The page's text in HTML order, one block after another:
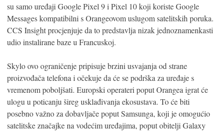
su samo uređaji Google Pixel 9 i Pixel 10 koji koriste Google
Messages kompatibilni s Orangeovom uslugom satelitskih poruka.
CCS Insight procjenjuje da to predstavlja nizak jednoznamenkasti
udio instalirane baze u Francuskoj.
Skylo ovo ograničenje pripisuje brzini usvajanja od strane
proizvođača telefona i očekuje da će se podrška za uređaje s
vremenom poboljšati. Europski operateri poput Orangea igrat će
ulogu u poticanju šireg usklađivanja ekosustava. To će biti
posebno važno za dobavljače poput Samsunga, koji je omogućio
satelitske značajke na vodećim uređajima, poput obitelji Galaxy